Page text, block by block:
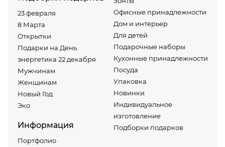
23 февраля
8 Марта
Открытки
Подарки на День
энергетика 22 декабря
Мужчинам
Женщинам
Новый Год
Эко
Информация
Портфолио
Офисные принадлежности
Дом и интерьер
Для детей
Подарочные наборы
Кухонные принадлежности
Посуда
Упаковка
Новинки
Индивидуальное
изготовление
Подборки подарков